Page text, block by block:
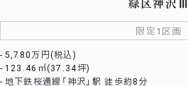
限定1区画
5,780万円(税込)
123.46㎡(37.34坪)
地下鉄桜通線「神沢」駅 徒歩約8分